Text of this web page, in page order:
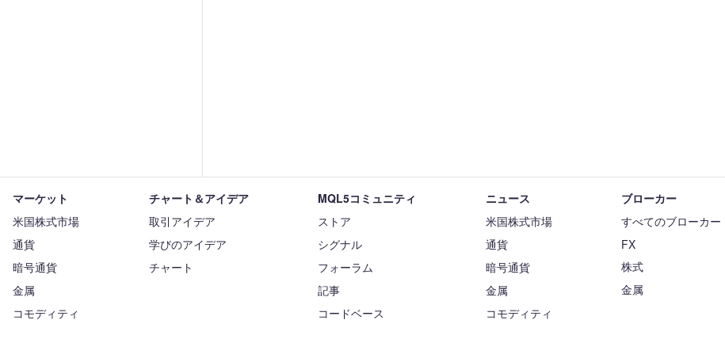
マーケット
米国株式市場
通貨
暗号通貨
金属
コモディティ
チャート＆アイデア
取引アイデア
学びのアイデア
チャート
MQL5コミュニティ
ストア
シグナル
フォーラム
記事
コードベース
ニュース
米国株式市場
通貨
暗号通貨
金属
コモディティ
ブローカー
すべてのブローカー
FX
株式
金属